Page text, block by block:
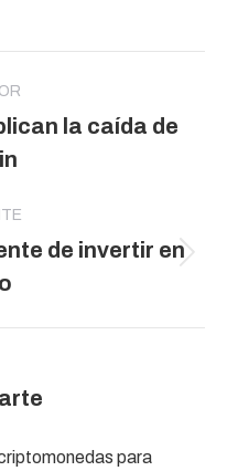
la caída de
de invertir en
para